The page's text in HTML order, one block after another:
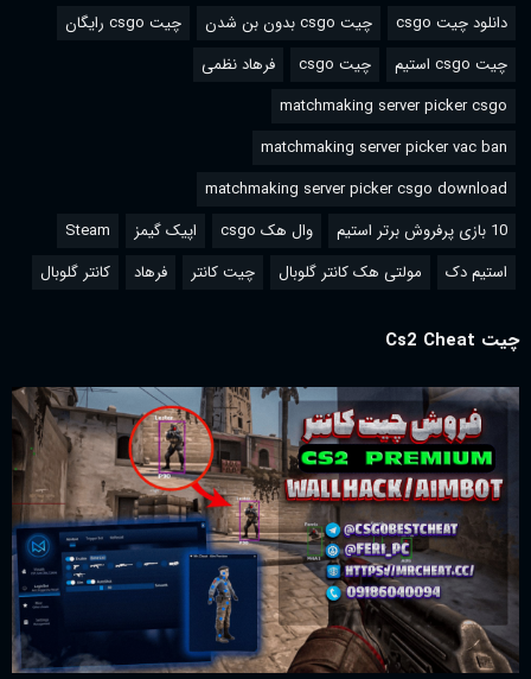
دانلود چیت csgo چیت csgo بدون بن شدن
چیت csgo رایگان
چیت csgo استیم
چیت csgo
فرهاد نظمی
matchmaking server picker csgo
matchmaking server picker vac ban
matchmaking server picker csgo download
10 بازی پرفروش برتر استیم
وال هک csgo اپیک گیمز
Steam
استیم دک
مولتی هک کانتر گلوبال چیت کانتر فرهاد کانتر گلوبال
چیت Cs2 Cheat